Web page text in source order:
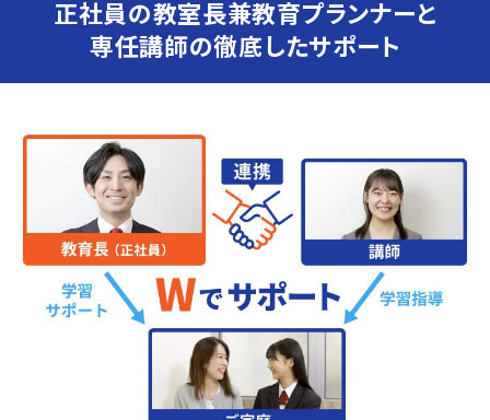
正社員の教室長兼教育プランナーと
専任講師の徹底したサポート